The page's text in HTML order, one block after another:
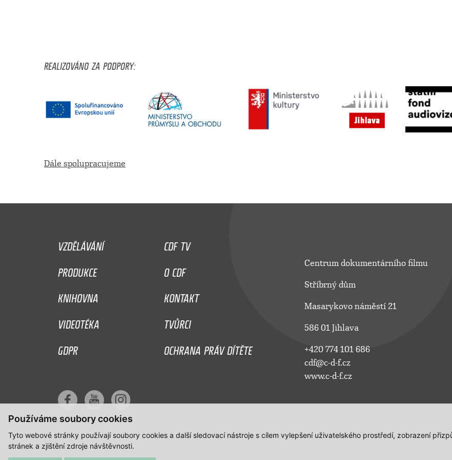
Používáme soubory cookies
Tyto webové stránky používají soubory cookies a další sledovací nástroje s cílem vylepšení uživatelského prostředí, zobrazení
stránek a zjištění zdroje návštěvnosti.
REALIZOVÁNO ZA PODPORY:
Dále spolupracujeme
VZDĚLÁVÁNÍ
CDF TV
PRODUKCE
O CDF
KNIHOVNA
KONTAKT
VIDEOTÉKA
TVŮRCI
GDPR
OCHRANA PRÁV DÍTĚTE
Centrum dokumentárního filmu
Stříbrný dům
Masarykovo náměstí 21
586 01 Jihlava
+420 774 101 686
cdf@c-d-f.cz
www.c-d-f.cz